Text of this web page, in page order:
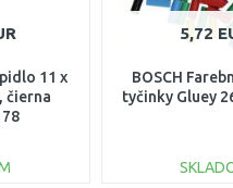
11 x
čierna
5,72
BOSCH
tyčinky Gluey